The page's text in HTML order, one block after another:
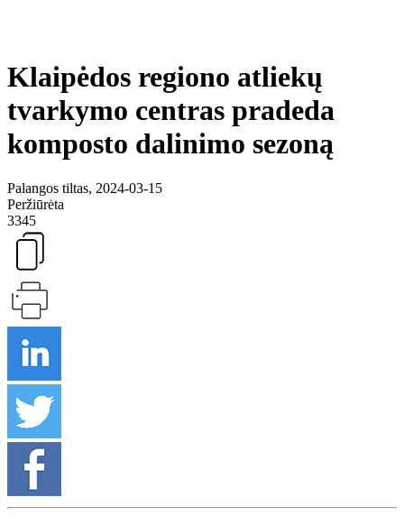
Klaipėdos regiono atliekų
tvarkymo centras pradeda
komposto dalinimo sezoną
Palangos tiltas, 2024-03-15
Peržiūrėta
3345